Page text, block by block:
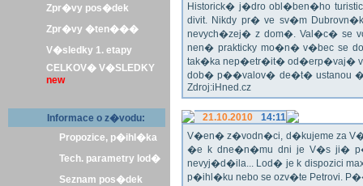
Zpr�vy pos�dek
Zpr�vy �ten���
V�sledky 1. etapy
CELKOV� V�SLEDKY
new
Informace o z�vodu:
Propozice, p�ihl�ka
Tech. parametry lod�
Seznam pos�dek
Historick� j�dro obl�ben�ho
divit. Nikdy pr� ve sv�m
nevych�zej� z dom�. Val�c� se
nen� prakticky mo�n� v�bec se
tak�ka nep�etr�it� od�erp�vaj�
dob� p��valov� de�t� ustanou
Zdroj:iHned.cz
21.10.2010
14:11
V�en� z�vodn�ci, d�kujeme za V�
�e k dne�n�mu dni je V�s ji�
nevyj�d�ila... Lod� je k dispozici
p�ihl�ku nebo se ozv�te Petrovi.